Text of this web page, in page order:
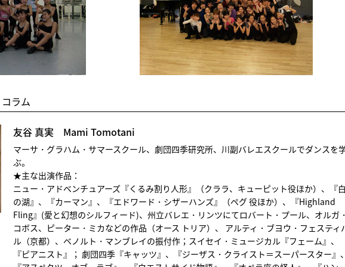
ラム
友谷 真実 Mami Tomotani
マーサ・グラハム・サマースクール、劇団四季研究所、川副バレエスクールでダンスを
ぶ。
★主な出演作品：
ニュー・アドべンチュアーズ『くるみ割り人形』（クララ、キューピット役ほか）、『
の湖』、『カーマン』、『エドワード・シザーハンズ』（ペグ 役ほか）、『Highland
Fling』(愛と幻想のシルフィード)、州立バレエ・リンツにてロバート・プール、オルガ・
コボス、ピーター・ミカなどの作品（オース トリア）、 アルティ・ブヨウ・フェスティ
ル（京都）、ベノルト・マンブレイの振付作；スイセイ・ミュージカル『フェーム』、
『ピアニスト』； 劇団四季『キャッツ』、『ジーザス・クライスト＝スーパースター』、